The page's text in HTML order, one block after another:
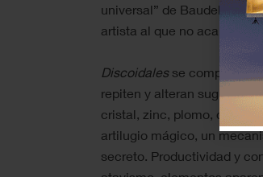
universal” de Baudelaire.
artista al que no
Discoidalesse compone de
repiten y alteran
cristal, zinc, plomo, cobre,
artilugio mágico, un
secreto. Productividad y